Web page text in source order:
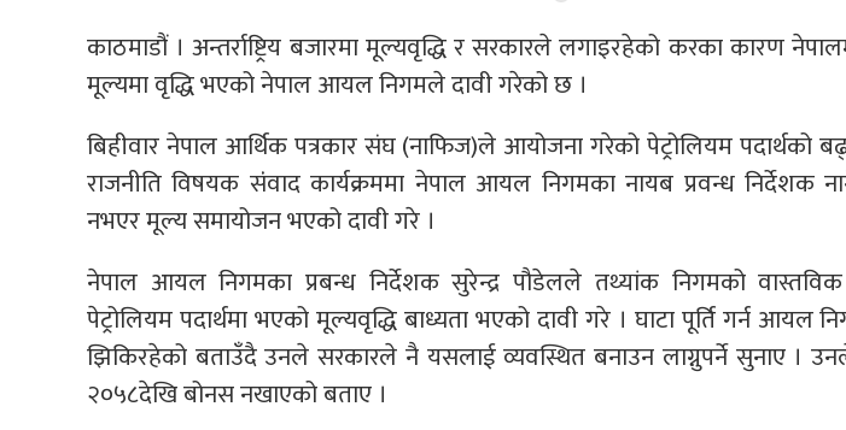
काठमाडौं । अन्तर्राष्ट्रिय बजारमा मूल्यवृद्धि र सरकारले लगाइरहेको करका कारण
मूल्यमा वृद्धि भएको नेपाल आयल निगमले दावी गरेको छ ।
बिहीवार नेपाल आर्थिक पत्रकार संघ (नाफिज)ले आयोजना गरेको पेट्रोलियम पदार्थको
राजनीति विषयक संंवाद कार्यक्रममा नेपाल आयल निगमका नायब प्रवन्ध निर्देशक
नभएर मूल्य समायोजन भएको दावी गरे ।
नेपाल आयल निगमका प्रबन्ध निर्देशक सुरेन्द्र पौडेलले तथ्यांक निगमको
पेट्रोलियम पदार्थमा भएको मूल्यवृद्धि बाध्यता भएको दावी गरे । घाटा पूर्ति गर्न
झिकिरहेको बताउँदै उनले सरकारले नै यसलाई व्यवस्थित बनाउन लाग्नुपर्ने सुनाए ।
२०५८देखि बोनस नखाएको बताए ।